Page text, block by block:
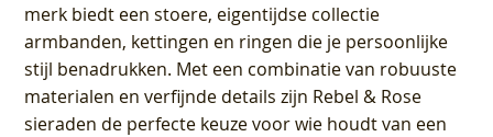
merk biedt een stoere, eigentijdse collectie
armbanden, kettingen en ringen die je persoonlijke
stijl benadrukken. Met een combinatie van robuuste
materialen en verfijnde details zijn Rebel & Rose
sieraden de perfecte keuze voor wie houdt van een